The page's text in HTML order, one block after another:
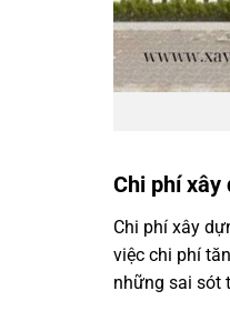
Chi phí
Chi phí xây
việc chi phí
những sai sót